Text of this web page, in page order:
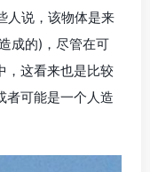
人说，该物体是来
成的)，尽管在可
，这看来也是比较
者可能是一个人造